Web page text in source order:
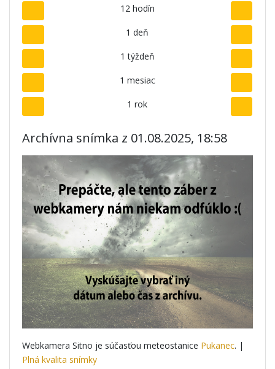
12 hodín
1 deň
1 týždeň
1 mesiac
1 rok
Archívna snímka z 01.08.2025, 18:58
Webkamera Sitno je súčasťou meteostanice Pukanec. |
Plná kvalita snímky